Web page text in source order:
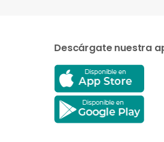
Descárgate nuestra